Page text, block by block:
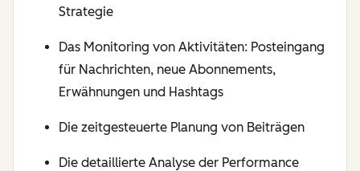
Strategie
Das Monitoring von Aktivitäten: Posteingang
für Nachrichten, neue Abonnements,
Erwähnungen und Hashtags
Die zeitgesteuerte Planung von Beiträgen
Die detaillierte Analyse der Performance